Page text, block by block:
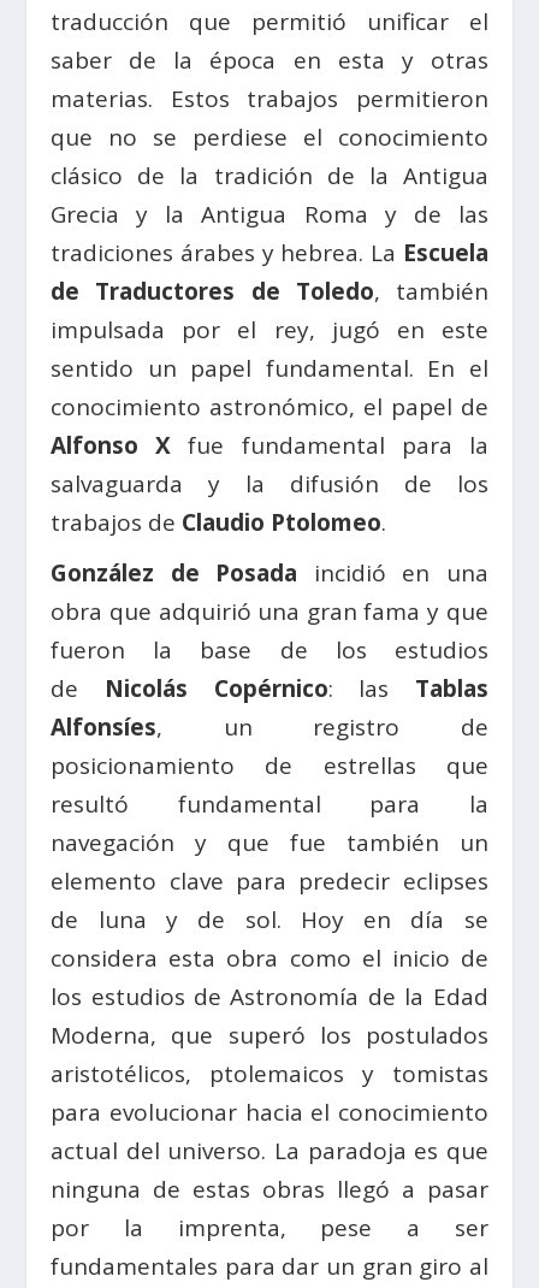
traducción que permitió unificar el
saber de la época en esta y otras
materias. Estos trabajos permitieron
que no se perdiese el conocimiento
clásico de la tradición de la Antigua
Grecia y la Antigua Roma y de las
tradiciones árabes y hebrea. La Escuela
de Traductores de Toledo, también
impulsada por el rey, jugó en este
sentido un papel fundamental. En el
conocimiento astronómico, el papel de
Alfonso X fue fundamental para la
salvaguarda y la difusión de los
trabajos de Claudio Ptolomeo.
González de Posada incidió en una
obra que adquirió una gran fama y que
fueron la base de los estudios
de Nicolás Copérnico: las Tablas
Alfonsíes, un registro de
posicionamiento de estrellas que
resultó fundamental para la
navegación y que fue también un
elemento clave para predecir eclipses
de luna y de sol. Hoy en día se
considera esta obra como el inicio de
los estudios de Astronomía de la Edad
Moderna, que superó los postulados
aristotélicos, ptolemaicos y tomistas
para evolucionar hacia el conocimiento
actual del universo. La paradoja es que
ninguna de estas obras llegó a pasar
por la imprenta, pese a ser
fundamentales para dar un gran giro al